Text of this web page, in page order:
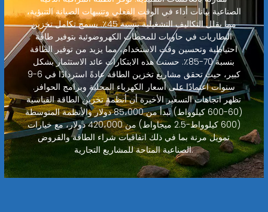
الصناعية بيانات أداء في الوقت الفعلي وتنبيهات الصيانة التنبؤية،
مما يقلل التكاليف التشغيلية بنسبة 45٪. يسمح تكامل تخزين
البطاريات في حاويات للمحطات الكهروضوئية بتوفير طاقة
احتياطية وتحسين وقت الاستخدام، مما يزيد من توفير الطاقة
بنسبة 70-85٪. حسنت هذه الابتكارات عائد الاستثمار بشكل
كبير، حيث تحقق مشاريع تخزين الطاقة عادةً استردادًا في 6-9
سنوات اعتمادًا على أسعار الكهرباء المحلية وبرامج الحوافز.
تظهر اتجاهات التسعير الأخيرة أن أنظمة تخزين الطاقة القياسية
(60-600 كيلوواط) تبدأ من 85،000 دولار والأنظمة المتوسطة
(600 كيلوواط-2.5 ميجاواط) من 420،000 دولار، مع خيارات
تمويل مرنة بما في ذلك اتفاقيات شراء الطاقة والقروض
الصناعية المتاحة للمشاريع التجارية.